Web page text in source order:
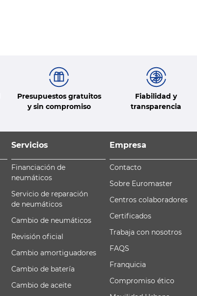
Presupuestos gratuitos
y sin compromiso
Fiabilidad y
transparencia
Servicios
Financiación de
neumáticos
Servicio de reparación
de neumáticos
Cambio de neumáticos
Revisión oficial
Cambio amortiguadores
Cambio de batería
Cambio de aceite
Empresa
Contacto
Sobre Euromaster
Centros colaboradores
Certificados
Trabaja con nosotros
FAQS
Franquicia
Compromiso ético